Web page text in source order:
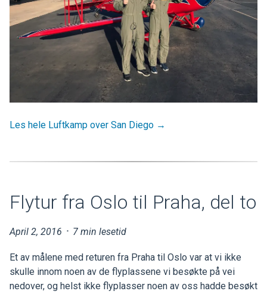
Les hele Luftkamp over San Diego →
Flytur fra Oslo til Praha, del to
April 2, 2016 · 7 min lesetid
Et av målene med returen fra Praha til Oslo var at vi ikke
skulle innom noen av de flyplassene vi besøkte på vei
nedover, og helst ikke flyplasser noen av oss hadde besøkt